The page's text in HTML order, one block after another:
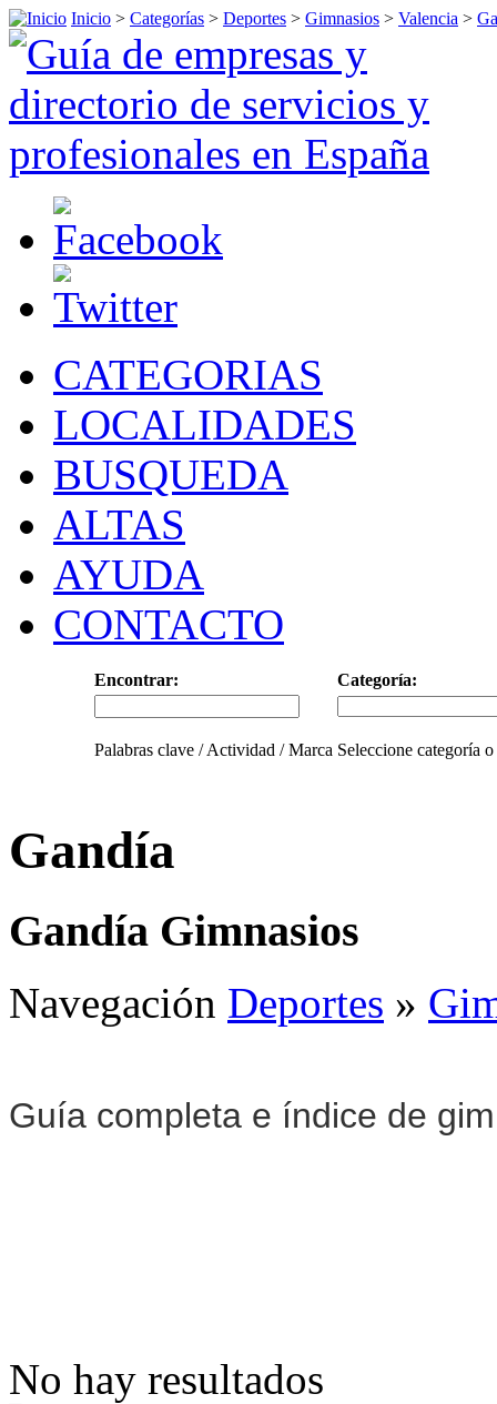
Inicio > Categorías > Deportes > Gimnasios > Valencia >
CATEGORIAS
LOCALIDADES
BUSQUEDA
ALTAS
AYUDA
CONTACTO
Encontrar: Categoría:
Palabras clave / Actividad / Marca Seleccione categoría
Gandía
Gandía Gimnasios
Navegación Deportes »
Guía completa e índice de
No hay resultados